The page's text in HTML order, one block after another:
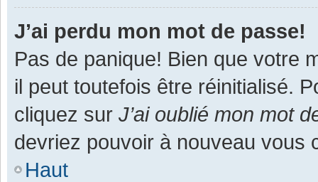
J’ai perdu mon mot de passe!
Pas de panique! Bien que votre
il peut toutefois être réinitialisé.
cliquez sur J’ai oublié mon mot
devriez pouvoir à nouveau vous
Haut